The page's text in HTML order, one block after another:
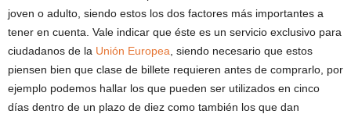
joven o adulto, siendo estos los dos factores más importantes a
tener en cuenta. Vale indicar que éste es un servicio exclusivo para
ciudadanos de la Unión Europea , siendo necesario que estos
piensen bien que clase de billete requieren antes de comprarlo, por
ejemplo podemos hallar los que pueden ser utilizados en cinco
días dentro de un plazo de diez como también los que dan